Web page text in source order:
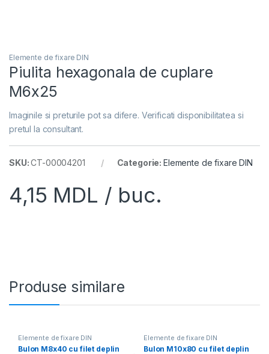
Elemente de fixare DIN
Piulita hexagonala de cuplare
M6x25
Imaginile si preturile pot sa difere. Verificati disponibilitatea si
pretul la consultant.
SKU:CT-00004201 Categorie: Elemente de fixare DIN
4,15 MDL / buc.
Produse similare
Elemente de fixare DIN
Bulon M8x40 cu filet deplin
Elemente de fixare DIN
Bulon M10x80 cu filet deplin